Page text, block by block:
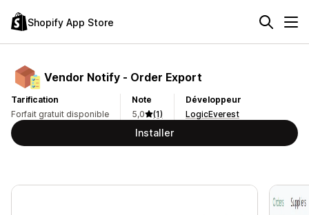
Shopify App Store
Vendor Notify ‑ Order Export
Tarification
Forfait gratuit disponible
Note
5,0
(1)
Développeur
LogicEverest
Installer